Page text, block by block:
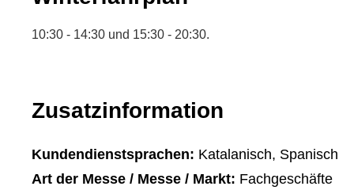
10:30 - 14:30 und 15:30 - 20:30.
Zusatzinformation
Kundendienstsprachen: Katalanisch, Spanisch
Art der Messe / Messe / Markt: Fachgeschäfte